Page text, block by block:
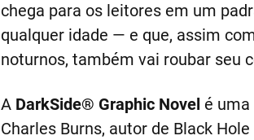
chega para os leitores em um
qualquer idade — e que, assim
noturnos, também vai roubar seu
A DarkSide® Graphic Novel é
Charles Burns, autor de Black